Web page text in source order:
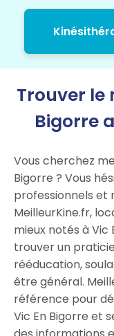
Trouver le
Bigorre
Vous cherchez
Bigorre ? Vous
professionnels et
MeilleurKine.fr,
mieux notés à Vic
trouver un
rééducation,
être général.
référence pour
Vic En Bigorre et